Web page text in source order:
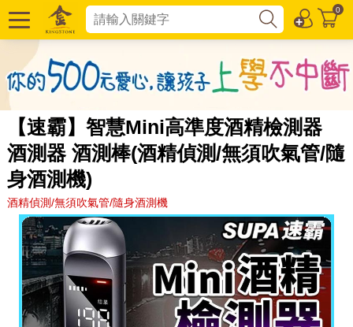
0
【速霸】智慧Mini高準度酒精檢測器
酒測器 酒測棒(酒精偵測/無須吹氣管/隨
身酒測機)
酒精偵測/無須吹氣管/隨身酒測機